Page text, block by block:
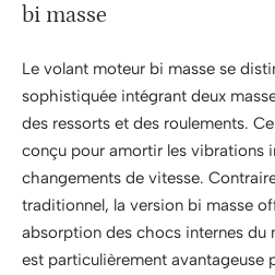
bi masse
Le volant moteur bi masse se
sophistiquée intégrant deux
des ressorts et des roulements.
conçu pour amortir les vibrations
changements de vitesse.
traditionnel, la version bi masse
absorption des chocs internes du
est particulièrement avantageuse